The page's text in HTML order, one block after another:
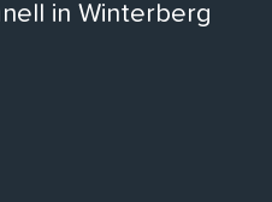
in Winterberg